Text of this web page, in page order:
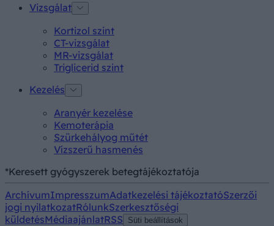
Vizsgálat
Kortizol szint
CT-vizsgálat
MR-vizsgálat
Triglicerid szint
Kezelés
Aranyér kezelése
Kemoterápia
Szürkehályog műtét
Vízszerű hasmenés
*Keresett gyógyszerek betegtájékoztatója
ArchívumImpresszumAdatkezelési tájékoztatóSzerzői
jogi nyilatkozatRólunkSzerkesztőségi
küldetésMédiaajánlatRSS Süti beállítások